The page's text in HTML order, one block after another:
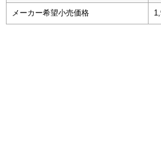
メーカー希望小売価格